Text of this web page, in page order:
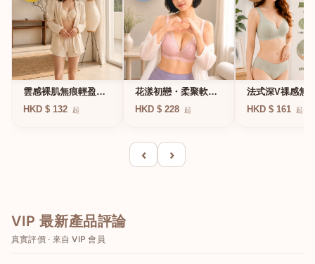
雲感裸肌無痕輕盈無
鋼圈內衣
HKD $ 132 起
花漾初戀・柔聚軟鋼
圈蕾絲內衣
HKD $ 228 起
法式深V祼感無
凍軟支撐條無鋼
HKD $ 161 起
‹ ›
VIP 最新產品評論
真實評價 · 來自 VIP 會員